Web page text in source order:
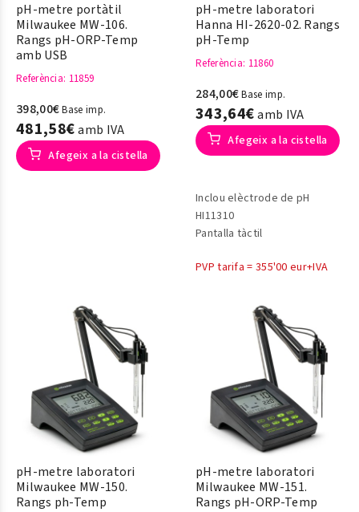
pH-metre portàtil
Milwaukee MW-106.
Rangs pH-ORP-Temp
amb USB
Referència: 11859
398,00€Base imp.
481,58€amb IVA
Afegeix a la cistella
pH-metre laboratori
Hanna HI-2620-02. Rangs
pH-Temp
Referència: 11860
284,00€Base imp.
343,64€amb IVA
Afegeix a la cistella
Inclou elèctrode de pH
HI11310
Pantalla tàctil
PVP tarifa = 355'00 eur+IVA
pH-metre laboratori
Milwaukee MW-150.
Rangs ph-Temp
pH-metre laboratori
Milwaukee MW-151.
Rangs pH-ORP-Temp